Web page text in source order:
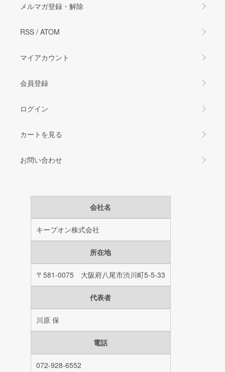
メルマガ登録・解除
RSS / ATOM
マイアカウント
会員登録
ログイン
カートを見る
お問い合わせ
会社名
キープオン株式会社
所在地
〒581-0075 大阪府八尾市渋川町5-5-33
代表者
川原 保
電話
072-928-6552